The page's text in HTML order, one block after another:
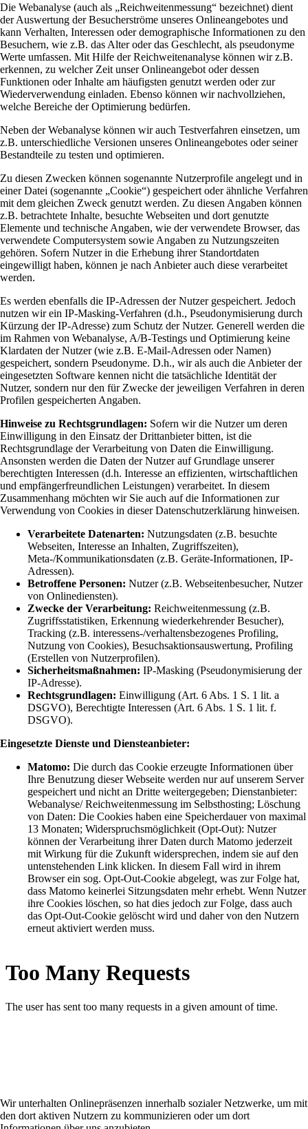
Die Webanalyse (auch als „Reichweitenmessung“ bezeichnet) dient
der Auswertung der Besucherströme unseres Onlineangebotes und
kann Verhalten, Interessen oder demographische Informationen zu den
Besuchern, wie z.B. das Alter oder das Geschlecht, als pseudonyme
Werte umfassen. Mit Hilfe der Reichweitenanalyse können wir z.B.
erkennen, zu welcher Zeit unser Onlineangebot oder dessen
Funktionen oder Inhalte am häufigsten genutzt werden oder zur
Wiederverwendung einladen. Ebenso können wir nachvollziehen,
welche Bereiche der Optimierung bedürfen.
Neben der Webanalyse können wir auch Testverfahren einsetzen, um
z.B. unterschiedliche Versionen unseres Onlineangebotes oder seiner
Bestandteile zu testen und optimieren.
Zu diesen Zwecken können sogenannte Nutzerprofile angelegt und in
einer Datei (sogenannte „Cookie“) gespeichert oder ähnliche Verfahren
mit dem gleichen Zweck genutzt werden. Zu diesen Angaben können
z.B. betrachtete Inhalte, besuchte Webseiten und dort genutzte
Elemente und technische Angaben, wie der verwendete Browser, das
verwendete Computersystem sowie Angaben zu Nutzungszeiten
gehören. Sofern Nutzer in die Erhebung ihrer Standortdaten
eingewilligt haben, können je nach Anbieter auch diese verarbeitet
werden.
Es werden ebenfalls die IP-Adressen der Nutzer gespeichert. Jedoch
nutzen wir ein IP-Masking-Verfahren (d.h., Pseudonymisierung durch
Kürzung der IP-Adresse) zum Schutz der Nutzer. Generell werden die
im Rahmen von Webanalyse, A/B-Testings und Optimierung keine
Klardaten der Nutzer (wie z.B. E-Mail-Adressen oder Namen)
gespeichert, sondern Pseudonyme. D.h., wir als auch die Anbieter der
eingesetzten Software kennen nicht die tatsächliche Identität der
Nutzer, sondern nur den für Zwecke der jeweiligen Verfahren in deren
Profilen gespeicherten Angaben.
Hinweise zu Rechtsgrundlagen: Sofern wir die Nutzer um deren
Einwilligung in den Einsatz der Drittanbieter bitten, ist die
Rechtsgrundlage der Verarbeitung von Daten die Einwilligung.
Ansonsten werden die Daten der Nutzer auf Grundlage unserer
berechtigten Interessen (d.h. Interesse an effizienten, wirtschaftlichen
und empfängerfreundlichen Leistungen) verarbeitet. In diesem
Zusammenhang möchten wir Sie auch auf die Informationen zur
Verwendung von Cookies in dieser Datenschutzerklärung hinweisen.
Verarbeitete Datenarten: Nutzungsdaten (z.B. besuchte
Webseiten, Interesse an Inhalten, Zugriffszeiten),
Meta-/Kommunikationsdaten (z.B. Geräte-Informationen, IP-
Adressen).
Betroffene Personen: Nutzer (z.B. Webseitenbesucher, Nutzer
von Onlinediensten).
Zwecke der Verarbeitung: Reichweitenmessung (z.B.
Zugriffsstatistiken, Erkennung wiederkehrender Besucher),
Tracking (z.B. interessens-/verhaltensbezogenes Profiling,
Nutzung von Cookies), Besuchsaktionsauswertung, Profiling
(Erstellen von Nutzerprofilen).
Sicherheitsmaßnahmen: IP-Masking (Pseudonymisierung der
IP-Adresse).
Rechtsgrundlagen: Einwilligung (Art. 6 Abs. 1 S. 1 lit. a
DSGVO), Berechtigte Interessen (Art. 6 Abs. 1 S. 1 lit. f.
DSGVO).
Eingesetzte Dienste und Diensteanbieter:
Matomo: Die durch das Cookie erzeugte Informationen über
Ihre Benutzung dieser Webseite werden nur auf unserem Server
gespeichert und nicht an Dritte weitergegeben; Dienstanbieter:
Webanalyse/ Reichweitenmessung im Selbsthosting; Löschung
von Daten: Die Cookies haben eine Speicherdauer von maximal
13 Monaten; Widerspruchsmöglichkeit (Opt-Out): Nutzer
können der Verarbeitung ihrer Daten durch Matomo jederzeit
mit Wirkung für die Zukunft widersprechen, indem sie auf den
untenstehenden Link klicken. In diesem Fall wird in ihrem
Browser ein sog. Opt-Out-Cookie abgelegt, was zur Folge hat,
dass Matomo keinerlei Sitzungsdaten mehr erhebt. Wenn Nutzer
ihre Cookies löschen, so hat dies jedoch zur Folge, dass auch
das Opt-Out-Cookie gelöscht wird und daher von den Nutzern
erneut aktiviert werden muss.
Wir unterhalten Onlinepräsenzen innerhalb sozialer Netzwerke, um mit
den dort aktiven Nutzern zu kommunizieren oder um dort